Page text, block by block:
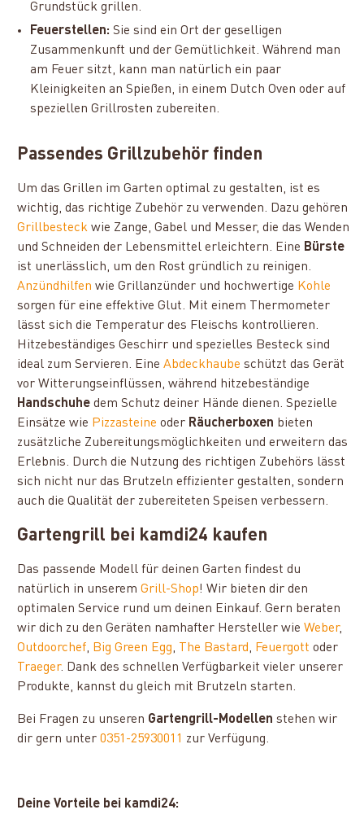
Grundstück grillen.
Feuerstellen:Sie sind ein Ort der geselligen
Zusammenkunft und der Gemütlichkeit. Während man
am Feuer sitzt, kann man natürlich ein paar
Kleinigkeiten an Spießen, in einem Dutch Oven oder auf
speziellen Grillrosten zubereiten.
Passendes Grillzubehör finden
Um das Grillen im Garten optimal zu gestalten, ist es
wichtig, das richtige Zubehör zu verwenden. Dazu gehören
Grillbesteck wie Zange, Gabel und Messer, die das Wenden
und Schneiden der Lebensmittel erleichtern. Eine Bürste
ist unerlässlich, um den Rost gründlich zu reinigen.
Anzündhilfen wie Grillanzünder und hochwertige Kohle
sorgen für eine effektive Glut. Mit einem Thermometer
lässt sich die Temperatur des Fleischs kontrollieren.
Hitzebeständiges Geschirr und spezielles Besteck sind
ideal zum Servieren. EineAbdeckhaube schützt das Gerät
vor Witterungseinflüssen, während hitzebeständige
Handschuhe dem Schutz deiner Hände dienen. Spezielle
Einsätze wie Pizzasteine oder Räucherboxen bieten
zusätzliche Zubereitungsmöglichkeiten und erweitern das
Erlebnis. Durch die Nutzung des richtigen Zubehörs lässt
sich nicht nur das Brutzeln effizienter gestalten, sondern
auch die Qualität der zubereiteten Speisen verbessern.
Gartengrill bei kamdi24 kaufen
Das passende Modell für deinen Garten findest du
natürlich in unseremGrill-Shop! Wir bieten dir den
optimalen Service rund um deinen Einkauf. Gern beraten
wir dich zu den Geräten namhafter Hersteller wieWeber,
Outdoorchef, Big Green Egg, The Bastard, Feuergott oder
Traeger. Dank des schnellen Verfügbarkeit vieler unserer
Produkte, kannst du gleich mit Brutzeln starten.
Bei Fragen zu unseren Gartengrill-Modellen stehen wir
dir gern unter0351-25930011 zur Verfügung.
Deine Vorteile bei kamdi24: